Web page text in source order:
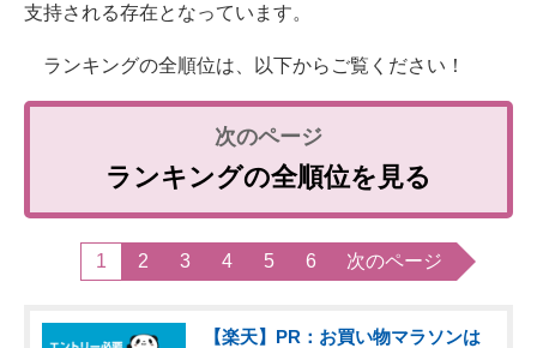
支持される存在となっています。
ランキングの全順位は、以下からご覧ください！
ランキングの全順位を見る
1 2 3 4 5 6 次のページ
【楽天】PR：お買い物マラソンは